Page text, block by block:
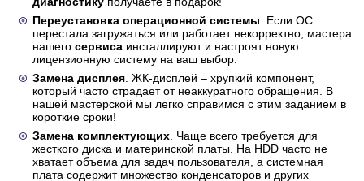
Переустановка операционной системы . Если ОС
перестала загружаться или работает некорректно, мастера
нашего сервиса инсталлируют и настроят новую
лицензионную систему на ваш выбор.
Замена дисплея . ЖК-дисплей – хрупкий компонент,
который часто страдает от неаккуратного обращения. В
нашей мастерской мы легко справимся с этим заданием в
короткие сроки!
Замена комплектующих . Чаще всего требуется для
жесткого диска и материнской платы. На HDD часто не
хватает объема для задач пользователя, а системная
плата содержит множество конденсаторов и других